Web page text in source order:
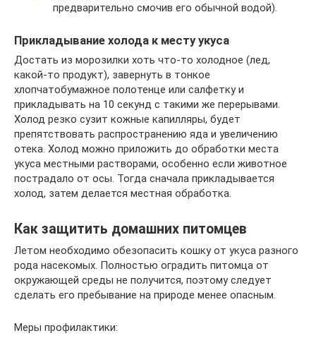
предварительно смочив его обычной водой).
Прикладывание холода к месту укуса
Достать из морозилки хоть что-то холодное (лед,
какой-то продукт), завернуть в тонкое
хлопчатобумажное полотенце или салфетку и
прикладывать на 10 секунд с такими же перерывами.
Холод резко сузит кожные капилляры, будет
препятствовать распространению яда и увеличению
отека. Холод можно приложить до обработки места
укуса местными растворами, особенно если животное
пострадало от осы. Тогда сначала прикладывается
холод, затем делается местная обработка.
Как защитить домашних питомцев
Летом необходимо обезопасить кошку от укуса разного
рода насекомых. Полностью оградить питомца от
окружающей среды не получится, поэтому следует
сделать его пребывание на природе менее опасным.
Меры профилактики: